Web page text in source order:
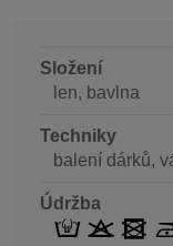
Složení
len, bavlna
Techniky
balení dárků,
Údržba